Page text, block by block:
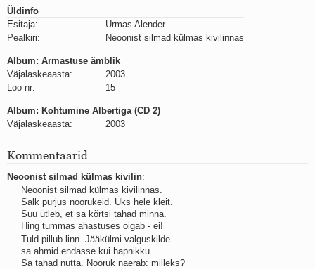
Ih-ih-hii ja ah-ah-haa
Päikeselapsed
Luigelaul
Nii vaikseks kõik on jäänud
Mis saab sellest loomusevalust
Ei mullast
Avanemine
Laul teost
Elupõline kaja
Omaette
Perekondlik
Kassimäng
Läänemere lained
Üle müüri
Valgusemaastikud
Üldinfo
Esitaja:
Urmas Alender
Pealkiri:
Neoonist silmad külmas kivilinnas
Album: Armastuse ämblik
Väjalaskeaasta:
2003
Loo nr:
15
Album: Kohtumine Albertiga (CD 2)
Väjalaskeaasta:
2003
Kommentaarid
Neoonist silmad külmas kivilin:
Neoonist silmad külmas kivilinnas.
Salk purjus noorukeid. Üks hele kleit.
Suu ütleb, et sa kõrtsi tahad minna.
Hing tummas ahastuses oigab - ei!
Tuld pillub linn. Jääkülmi valguskilde
sa ahmid endasse kui hapnikku.
Sa tahad nutta. Nooruk naerab: milleks?